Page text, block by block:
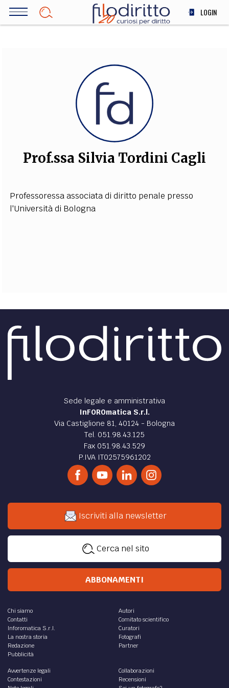
Salta
LOGIN
SOCIETÀ
MEDICINA
SCIENZA
STORIA E FILOSOFIA
INNOVAZIONE
ALTRO
FILODIRITTO REDAZIONE COMITATO SCIENTIFICO AUTORI CURATORI
FOTOGRAFI
PARTNER
Prof.ssa Silvia Tordini Cagli
Professoressa associata di diritto penale presso
l'Università di Bologna
Sede legale e amministrativa
InFOROmatica S.r.l.
Via Castiglione 81, 40124 - Bologna
Tel. 051.98.43.125
Fax 051.98.43.529
P.IVA IT02575961202
Iscriviti alla newsletter
Cerca nel sito
ABBONAMENTI
Chi siamo
Contatti
Inforomatica S.r.l.
La nostra storia
Redazione
Pubblicità
Autori
Comitato scientifico
Curatori
Fotografi
Partner
Avvertenze legali
Contestazioni
Collaborazioni
Recensioni